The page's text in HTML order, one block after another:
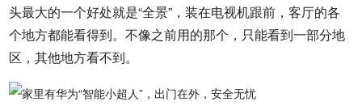
头最大的一个好处就是“全景”，装在电视机跟前，客厅的各
个地方都能看得到。不像之前用的那个，只能看到一部分地
区，其他地方看不到。